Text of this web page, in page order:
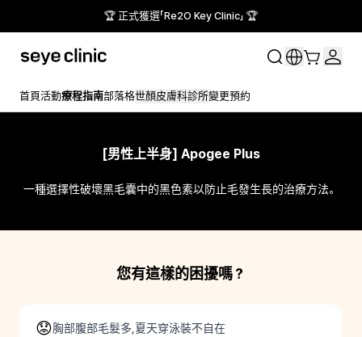
🏆 正式獲選「Re2O Key Clinic」 🏆
首頁活動療程指南部落格世顏皮膚科診所變更預約
[男性上半身] Apogee Plus
一種選擇性破壞黑毛囊中的黑色素以防止毛發生長的治療方法。
您有這樣的困擾嗎？
😟胸部腹部毛髮多,夏天穿泳裝不自在